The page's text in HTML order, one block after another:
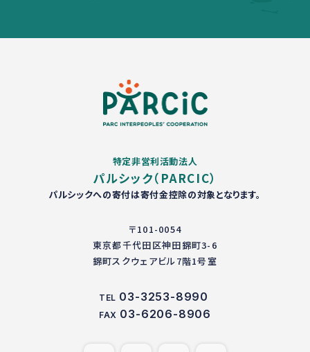
特定非営利活動法人
パルシック（PARCIC）
パルシックへの寄付は寄付金控除の対象となります。
〒101-0054
東京都千代田区神田錦町3-6
錦町スクウェアビル7階1号室
TEL 03-3253-8990
FAX 03-6206-8906